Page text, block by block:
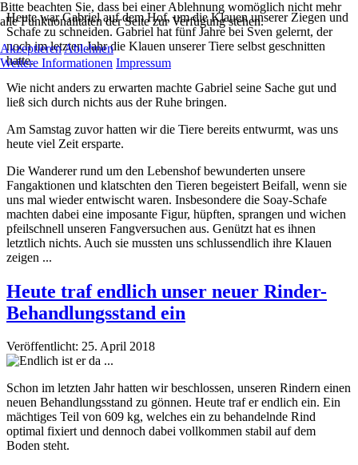
Heute war Gabriel auf dem Hof, um die Klauen unserer Ziegen und
Schafe zu schneiden. Gabriel hat fünf Jahre bei Sven gelernt, der
noch im letzten Jahr die Klauen unserer Tiere selbst geschnitten
hatte.
Wie nicht anders zu erwarten machte Gabriel seine Sache gut und
ließ sich durch nichts aus der Ruhe bringen.
Am Samstag zuvor hatten wir die Tiere bereits entwurmt, was uns
heute viel Zeit ersparte.
Die Wanderer rund um den Lebenshof bewunderten unsere
Fangaktionen und klatschten den Tieren begeistert Beifall, wenn sie
uns mal wieder entwischt waren. Insbesondere die Soay-Schafe
machten dabei eine imposante Figur, hüpften, sprangen und wichen
pfeilschnell unseren Fangversuchen aus. Genützt hat es ihnen
letztlich nichts. Auch sie mussten uns schlussendlich ihre Klauen
zeigen ...
Heute traf endlich unser neuer Rinder-
Behandlungsstand ein
Veröffentlicht: 25. April 2018
Schon im letzten Jahr hatten wir beschlossen, unseren Rindern einen
neuen Behandlungsstand zu gönnen. Heute traf er endlich ein. Ein
mächtiges Teil von 609 kg, welches ein zu behandelnde Rind
optimal fixiert und dennoch dabei vollkommen stabil auf dem
Boden steht.
Bitte beachten Sie, dass bei einer Ablehnung womöglich nicht mehr
alle Funktionalitäten der Seite zur Verfügung stehen.
AkzeptierenAblehnen
Weitere Informationen Impressum